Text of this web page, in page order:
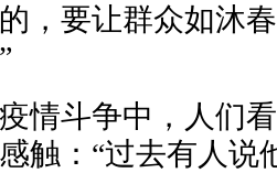
，要让群众如沐
斗争中，人们看
触：“过去有人说